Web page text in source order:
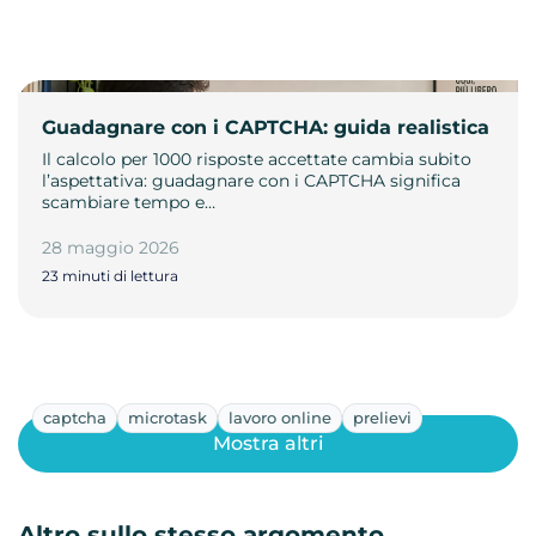
Guadagnare con i CAPTCHA: guida realistica
Il calcolo per 1000 risposte accettate cambia subito
l’aspettativa: guadagnare con i CAPTCHA significa
scambiare tempo e…
28 maggio 2026
23 minuti di lettura
captcha microtask lavoro online prelievi
Mostra altri